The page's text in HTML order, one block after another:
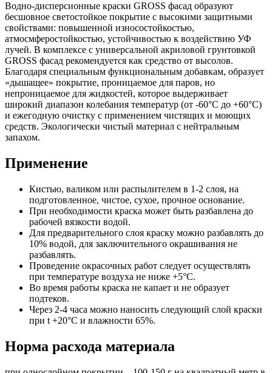
Водно-дисперсионные краски GROSS фасад образуют
бесшовное светостойкое покрытие с высокими защитными
свойствами: повышенной износостойкостью,
атмосмферостойкостью, устойчивостью к воздействию УФ
лучей. В комплексе с универсальной акриловой грунтовкой
GROSS фасад рекомендуется как средство от высолов.
Благодаря специальным функциональным добавкам, образует
«дышащее» покрытие, проницаемое для паров, но
непроницаемое для жидкостей, которое выдерживает
широкий диапазон колебания температур (от -60°С до +60°С)
и ежегодную очистку с применением чистящих и моющих
средств. Экологически чистый материал с нейтральным
запахом.
Применение
Кистью, валиком или распылителем в 1-2 слоя, на
подготовленное, чистое, сухое, прочное основание.
При необходимости краска может быть разбавлена до
рабочей вязкости водой.
Для предварительного слоя краску можно разбавлять до
10% водой, для заключительного окрашивания не
разбавлять.
Проведение окрасочных работ следует осуществлять
при температуре воздуха не ниже +5°С.
Во время работы краска не капает и не образует
подтеков.
Через 2-4 часа можно наносить следующий слой краски
при t +20°C и влажности 65%.
Норма расхода материала